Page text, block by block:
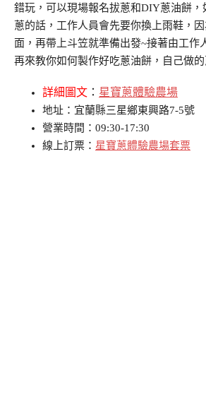
錯玩，可以現場報名拔蔥和DIY蔥油餅，
蔥的話，工作人員會先要你換上雨鞋，
面，再帶上斗笠就準備出發~接著由工作
再來教你如何製作好吃蔥油餅，自己做
詳細圖文 ： 星寶蔥體驗農場
地址：宜蘭縣三星鄉東興路7-5號
營業時間：09:30-17:30
線上訂票： 星寶蔥體驗農場套票